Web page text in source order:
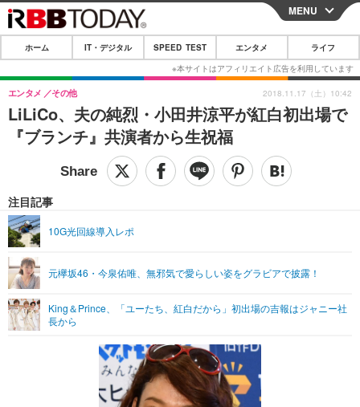
CLOSE
ホーム
IT・デジタル
IT・デジタルTOP スマートフォン
ショッピング その他
SPEED TEST
エンタメTOP 映画・ドラマ
グラビア ブログ
ショッピング その他
ライフTOP
リリース一覧
プッシュ通知の停止方法
MENU
ホーム IT・デジタル SPEED TEST エンタメ ライフ
LiLiCo、夫の純烈・小田井涼平が紅白初出場で
『ブランチ』共演者から生祝福
エンタメ その他
注目記事
10G光回線導入レポ
元欅坂46・今泉佑唯、無邪気で愛らしい姿をグラビアで披露！
King＆Prince、「ユーたち、紅白だから」初出場の吉報はジャニー社
長から
2018.11.17（土）10:42